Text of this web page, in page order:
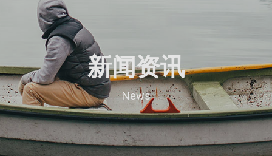
新闻资讯
News